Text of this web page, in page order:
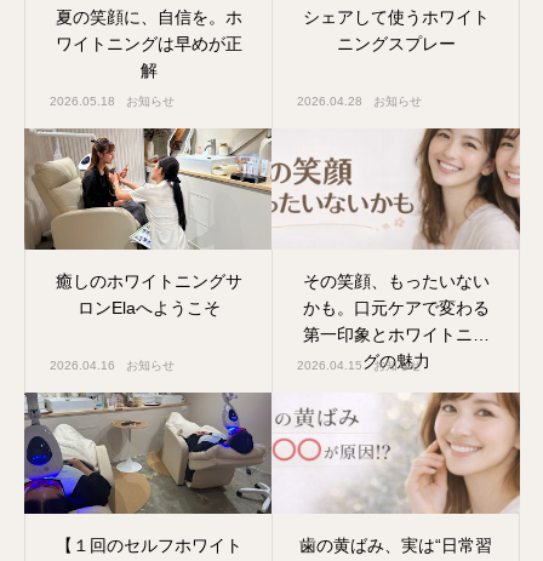
夏の笑顔に、自信を。ホ
ワイトニングは早めが正
解
2026.05.18 お知らせ
シェアして使うホワイト
ニングスプレー
2026.04.28 お知らせ
癒しのホワイトニングサ
ロンElaへようこそ
2026.04.16 お知らせ
その笑顔、もったいない
かも。口元ケアで変わる
第一印象とホワイトニン
グの魅力
2026.04.15 お知らせ
【１回のセルフホワイト
歯の黄ばみ、実は“日常習